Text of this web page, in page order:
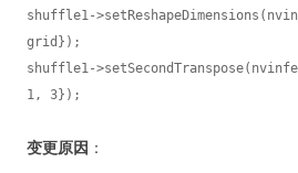
shuffle1-
grid});
shuffle1-
1, 3});
变更原因 ：